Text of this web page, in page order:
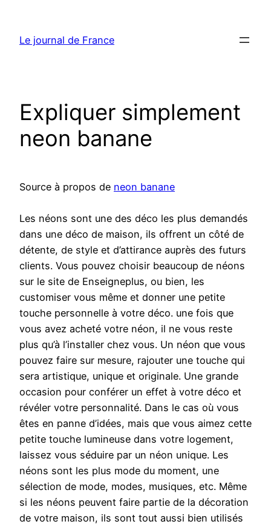
contenu
Le journal de France
Expliquer simplement
neon banane
Source à propos de neon banane
Les néons sont une des déco les plus demandés
dans une déco de maison, ils offrent un côté de
détente, de style et d’attirance auprès des futurs
clients. Vous pouvez choisir beaucoup de néons
sur le site de Enseigneplus, ou bien, les
customiser vous même et donner une petite
touche personnelle à votre déco. une fois que
vous avez acheté votre néon, il ne vous reste
plus qu’à l’installer chez vous. Un néon que vous
pouvez faire sur mesure, rajouter une touche qui
sera artistique, unique et originale. Une grande
occasion pour conférer un effet à votre déco et
révéler votre personnalité. Dans le cas où vous
êtes en panne d’idées, mais que vous aimez cette
petite touche lumineuse dans votre logement,
laissez vous séduire par un néon unique. Les
néons sont les plus mode du moment, une
sélection de mode, modes, musiques, etc. Même
si les néons peuvent faire partie de la décoration
de votre maison, ils sont tout aussi bien utilisés